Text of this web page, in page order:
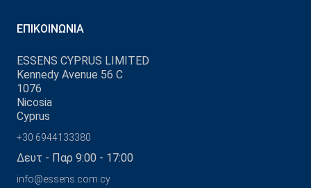
ΕΠΙΚΟΙΝΩΝΊΑ
ESSENS CYPRUS LIMITED
Kennedy Avenue 56 C
1076
Nicosia
Cyprus
+30 6944133380
Δευτ - Παρ 9:00 - 17:00
info@essens.com.cy